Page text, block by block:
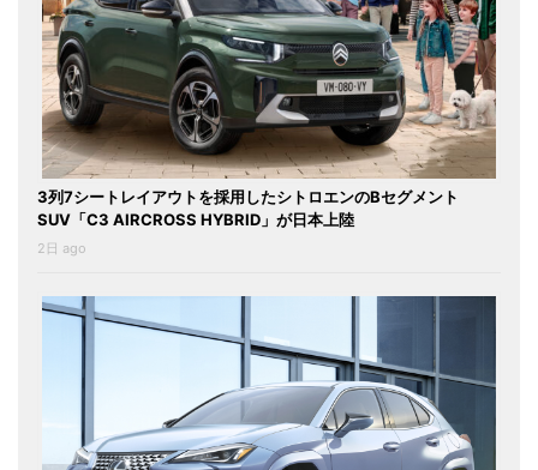
3列7シートレイアウトを採用したシトロエンのBセグメント
SUV「C3 AIRCROSS HYBRID」が日本上陸
2日 ago